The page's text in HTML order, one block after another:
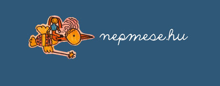
útján terjedő elbeszélésekből,
melyeket olyan ismert gyűjtők
állítottak össze, mint Benedek